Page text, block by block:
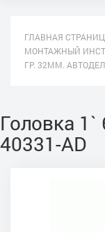
ГЛАВНАЯ
МОНТАЖНЫЙ
ГР. 32ММ.
Головка
40331-AD